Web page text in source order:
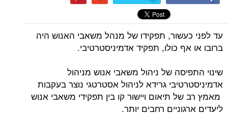
עד לפני כעשור, תפקידו של מנהל משאבי האנוש היה
ברובו או אף כולו, תפקיד אדמיניסטרטיבי.
שינוי התפיסה של ניהול משאבי אנוש מניהול
אדמיניסטרטיבי גרידא לניהול אסטרטגי נוצר בעקבות
מאמץ רב של תיאום ויישור קו בין תפקידי משאבי אנוש
ליעדים ארגוניים רחבים יותר.